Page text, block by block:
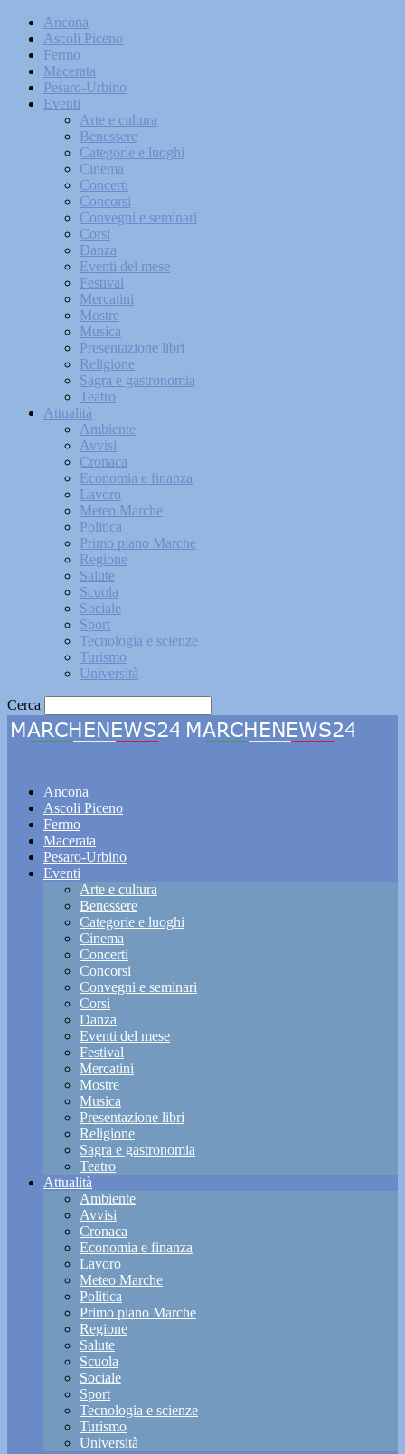
Ancona
Ascoli Piceno
Fermo
Macerata
Pesaro-Urbino
Eventi
Arte e cultura
Benessere
Categorie e luoghi
Cinema
Concerti
Concorsi
Convegni e seminari
Corsi
Danza
Eventi del mese
Festival
Mercatini
Mostre
Musica
Presentazione libri
Religione
Sagra e gastronomia
Teatro
Attualità
Ambiente
Avvisi
Cronaca
Economia e finanza
Lavoro
Meteo Marche
Politica
Primo piano Marche
Regione
Salute
Scuola
Sociale
Sport
Tecnologia e scienze
Turismo
Università
Cerca
Ancona
Ascoli Piceno
Fermo
Macerata
Pesaro-Urbino
Eventi
Arte e cultura
Benessere
Categorie e luoghi
Cinema
Concerti
Concorsi
Convegni e seminari
Corsi
Danza
Eventi del mese
Festival
Mercatini
Mostre
Musica
Presentazione libri
Religione
Sagra e gastronomia
Teatro
Attualità
Ambiente
Avvisi
Cronaca
Economia e finanza
Lavoro
Meteo Marche
Politica
Primo piano Marche
Regione
Salute
Scuola
Sociale
Sport
Tecnologia e scienze
Turismo
Università